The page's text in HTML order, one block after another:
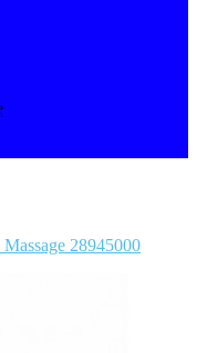
28945000